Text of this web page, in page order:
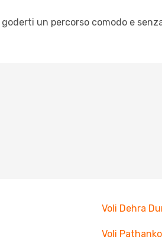
un percorso comodo e
Voli Dehra
Voli